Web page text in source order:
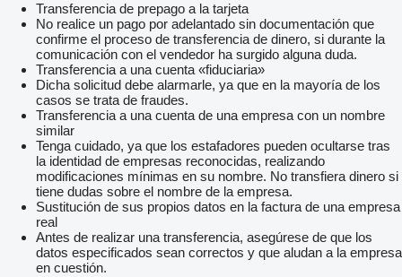
Transferencia de prepago a la tarjeta
No realice un pago por adelantado sin documentación que
confirme el proceso de transferencia de dinero, si durante la
comunicación con el vendedor ha surgido alguna duda.
Transferencia a una cuenta «fiduciaria»
Dicha solicitud debe alarmarle, ya que en la mayoría de los
casos se trata de fraudes.
Transferencia a una cuenta de una empresa con un nombre
similar
Tenga cuidado, ya que los estafadores pueden ocultarse tras
la identidad de empresas reconocidas, realizando
modificaciones mínimas en su nombre. No transfiera dinero si
tiene dudas sobre el nombre de la empresa.
Sustitución de sus propios datos en la factura de una empresa
real
Antes de realizar una transferencia, asegúrese de que los
datos especificados sean correctos y que aludan a la empresa
en cuestión.